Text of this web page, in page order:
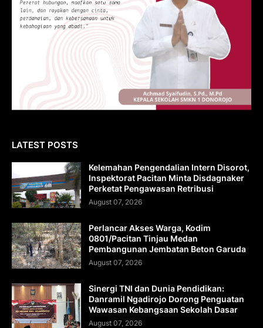
LATEST POSTS
Kelemahan Pengendalian Intern Disorot,
Inspektorat Pacitan Minta Disdagnaker
Perketat Pengawasan Retribusi
August 07, 2026
Perlancar Akses Warga, Kodim
0801/Pacitan Tinjau Medan
Pembangunan Jembatan Beton Garuda
August 07, 2026
Sinergi TNI dan Dunia Pendidikan:
Danramil Ngadirojo Dorong Penguatan
Wawasan Kebangsaan Sekolah Dasar
August 07, 2026